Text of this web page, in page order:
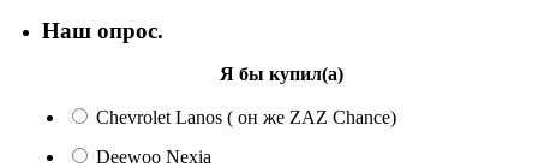
Наш опрос.
Я бы купил(а)
Сhevrolet Lanos ( он же ZAZ Chance)
Deewoo Nexia